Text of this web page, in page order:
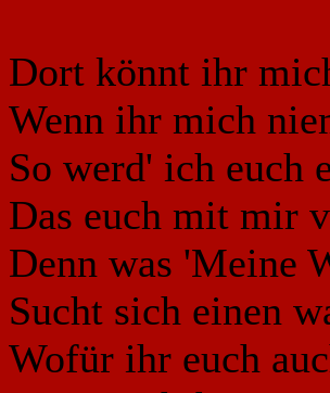
Dort könnt ihr
Wenn ihr mich
So werd' ich euch
Das euch mit mir
Denn was 'Meine
Sucht sich einen
Wofür ihr euch